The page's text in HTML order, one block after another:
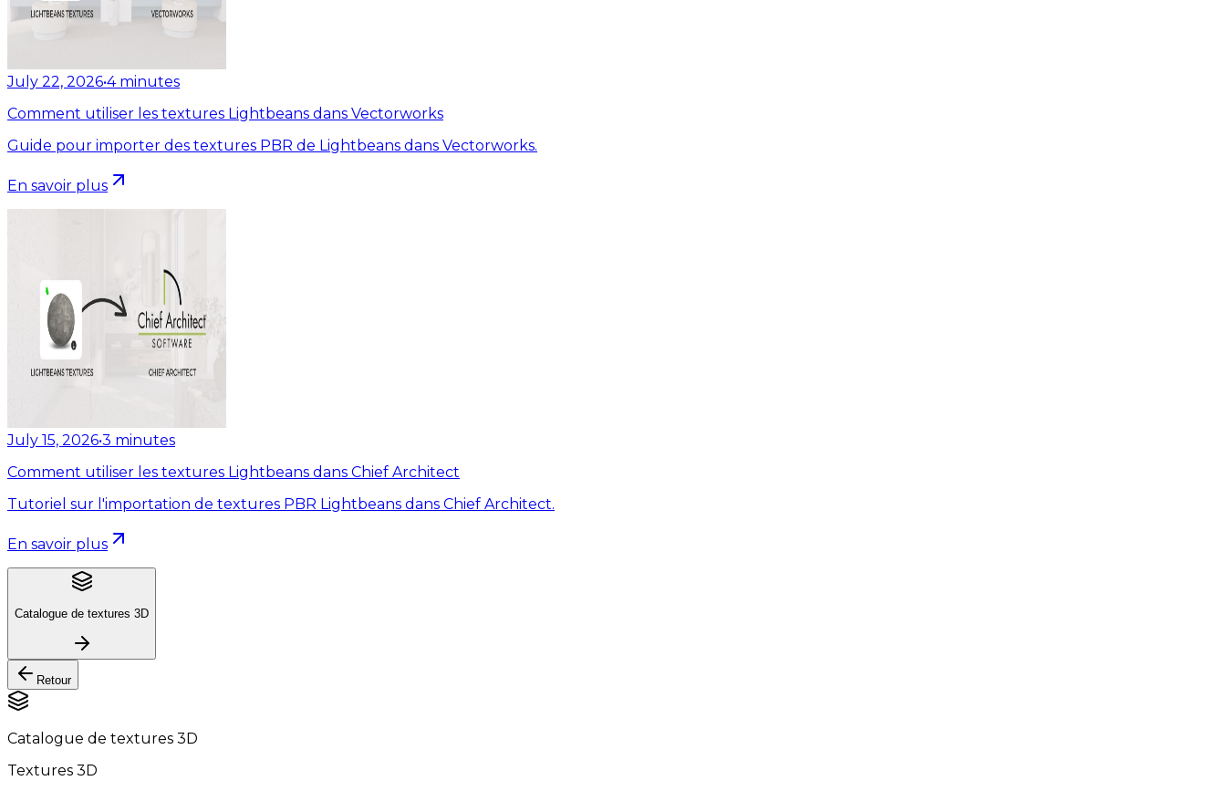
July 22, 2026•4 minutes
Comment utiliser les textures Lightbeans dans Vectorworks
Guide pour importer des textures PBR de Lightbeans dans Vectorworks.
En savoir plus
July 15, 2026•3 minutes
Comment utiliser les textures Lightbeans dans Chief Architect
Tutoriel sur l'importation de textures PBR Lightbeans dans Chief Architect.
En savoir plus
Catalogue de textures 3D
Retour
Catalogue de textures 3D
Textures 3D